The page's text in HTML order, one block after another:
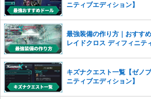
ニティブエディション】
最強装備の作り方｜おすす
レイドクロス ディフィニテ
キズナクエスト一覧【ゼノ
ニティブエディション】